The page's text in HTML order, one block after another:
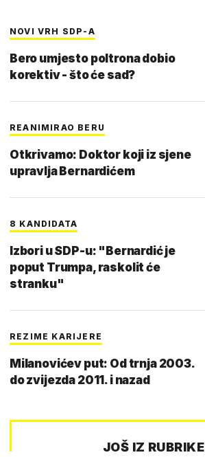
NOVI VRH SDP-A
Bero umjesto poltrona dobio
korektiv - što će sad?
REANIMIRAO BERU
Otkrivamo: Doktor koji iz sjene
upravlja Bernardićem
8 KANDIDATA
Izbori u SDP-u: "Bernardić je
poput Trumpa, raskolit će
stranku"
REZIME KARIJERE
Milanovićev put: Od trnja 2003.
do zvijezda 2011. i nazad
JOŠ IZ RUBRIKE